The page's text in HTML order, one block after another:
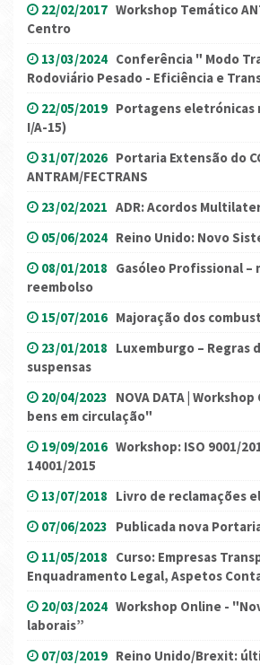
22/02/2017 Workshop Temático
Centro
13/03/2024 Conferência " Modo
Rodoviário Pesado - Eficiência e
22/05/2019 Portagens eletrónicas
I/A-15)
31/07/2026 Portaria Extensão do
ANTRAM/FECTRANS
23/02/2021 ADR: Acordos
05/06/2024 Reino Unido: Novo
08/01/2018 Gasóleo Profissional
reembolso
15/07/2016 Majoração dos
23/01/2018 Luxemburgo – Regras
suspensas
20/04/2023 NOVA DATA |
bens em circulação"
19/09/2016 Workshop: ISO 9001/
14001/2015
13/07/2018 Livro de reclamações
07/06/2023 Publicada nova
11/05/2018 Curso: Empresas
Enquadramento Legal, Aspetos
20/03/2024 Workshop Online -
laborais”
07/03/2019 Reino Unido/Brexit: